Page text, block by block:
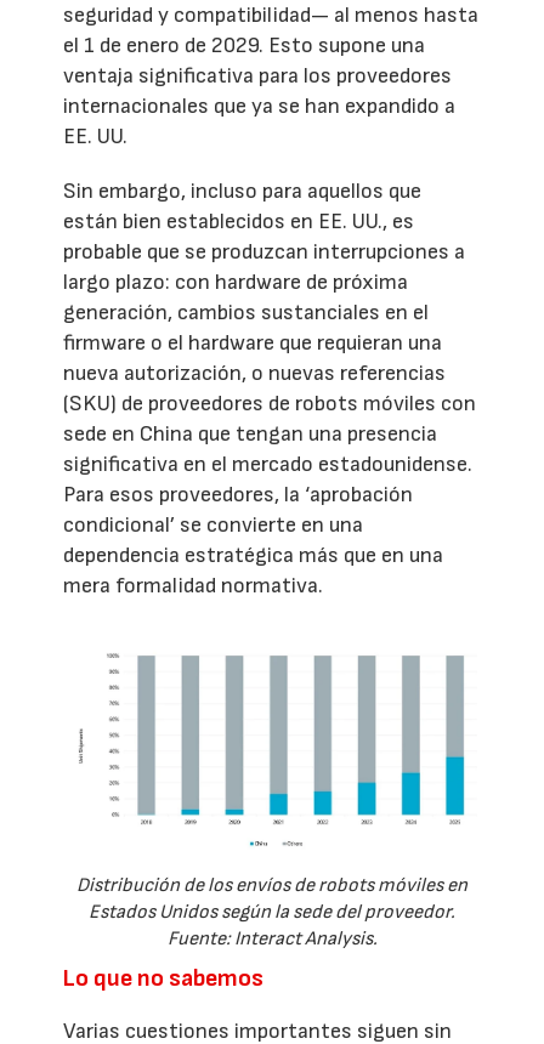
seguridad y compatibilidad— al menos hasta
el 1 de enero de 2029. Esto supone una
ventaja significativa para los proveedores
internacionales que ya se han expandido a
EE. UU.
Sin embargo, incluso para aquellos que
están bien establecidos en EE. UU., es
probable que se produzcan interrupciones a
largo plazo: con hardware de próxima
generación, cambios sustanciales en el
firmware o el hardware que requieran una
nueva autorización, o nuevas referencias
(SKU) de proveedores de robots móviles con
sede en China que tengan una presencia
significativa en el mercado estadounidense.
Para esos proveedores, la ‘aprobación
condicional’ se convierte en una
dependencia estratégica más que en una
mera formalidad normativa.
Distribución de los envíos de robots móviles en
Estados Unidos según la sede del proveedor.
Fuente: Interact Analysis.
Lo que no sabemos
Varias cuestiones importantes siguen sin